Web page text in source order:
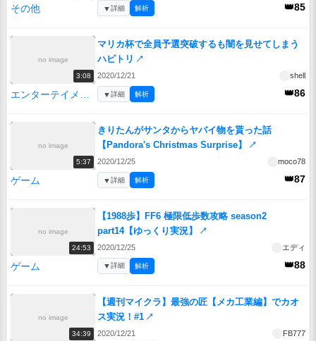
その他 👑85
▼詳細 解析
no image
3:08
マリカ杯で全員予選突破するも闇を見せてしまう
ハピトリ ↗
2020/12/21 shell
👑86
▼詳細 解析
no image
5:37
きりたんがサンタからヤバイ物を貰った話
【Pandora's Christmas Surprise】
↗
2020/12/25 moco78
ゲーム 👑87
▼詳細 解析
no image
24:53
【1988歩】FF6 極限低歩数攻略 season2
part14【ゆっくり実況】
↗
2020/12/25 エディ
ゲーム 👑88
▼詳細 解析
no image
34:39
【週刊マイクラ】最強の匠【メカ工業編】でカオ
ス実況！#1 ↗
2020/12/21 FB777